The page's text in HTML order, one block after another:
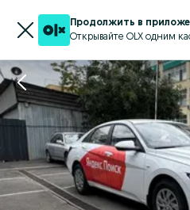
Продолжить в
Открывайте OLX одним